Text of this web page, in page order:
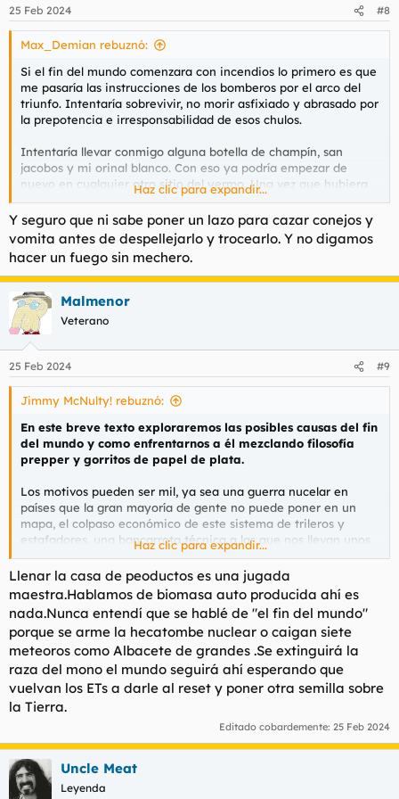
e
s
25 Feb 2024 #8
Max_Demian rebuznó:
Si el fin del mundo comenzara con incendios lo primero es que
me pasaría las instrucciones de los bomberos por el arco del
triunfo. Intentaría sobrevivir, no morir asfixiado y abrasado por
la prepotencia e irresponsabilidad de esos chulos.
Intentaría llevar conmigo alguna botella de champín, san
jacobos y mi orinal blanco. Con eso ya podría empezar de
nuevo en cualquier otro sitio del yermo. Una vez que hubiera
sobrevivido a las inimaginables catástrofes adoptaría un estilo
de vida pícaro y saquearía a colonos con sigilo y engaños.
Intentaría conseguir un vehículo y gasolina suficiente para
llegar a Negociudad. Una vez allí mataría a Master para ser yo
quien dirigiera a Blaster en el submundo.
Y luego a vivir.
Haz clic para expandir...
Y seguro que ni sabe poner un lazo para cazar conejos y
vomita antes de despellejarlo y trocearlo. Y no digamos
hacer un fuego sin mechero.
Malmenor
Veterano
25 Feb 2024 #9
Jimmy McNulty! rebuznó:
En este breve texto exploraremos las posibles causas del fin
del mundo y como enfrentarnos a él mezclando filosofía
prepper y gorritos de papel de plata.
Los motivos pueden ser mil, ya sea una guerra nucelar en
países que la gran mayoría de gente no puede poner en un
mapa, el colpaso económico de este sistema de trileros y
estafadores, una bancarrota técnica a las que nos llevan unos
gestores cleptomanos, apocalipsis zombie de verdad y no la
mierda del covid o simplemente, una erupción solar cuyo pulso
electromagnético destruya todos los cachibaches electrónicos
devolviendonos a la edad de piedra.
Hay que tener un plan y el mio es el siguiente.
Para empezar hay que evitar las ciudades, si vivis en Madrid
como yo; y su mayor peligro: las personas, especialmente
cuando se juntan en grandes grupos. Hay un libro interesante
sobre la psicología de las masas, escrito por Gutav Le Bon en
1895 y lo que describe sigue siendo totalmente actual en
cuanto al comportamiento humando en grupos grandes. No
voy a resumirlo entero pero, por ejemplo; sabiendose
amparados en el anonimato de grupo, la violencia tiende a
Haz clic para expandir...
Llenar la casa de peoductos es una jugada
maestra.Hablamos de biomasa auto producida ahí es
nada.Nunca entendí que se hablé de "el fin del mundo"
porque se arme la hecatombe nuclear o caigan siete
meteoros como Albacete de grandes .Se extinguirá la
raza del mono el mundo seguirá ahí esperando que
vuelvan los ETs a darle al reset y poner otra semilla sobre
la Tierra.
Editado cobardemente: 25 Feb 2024
Uncle Meat
Leyenda